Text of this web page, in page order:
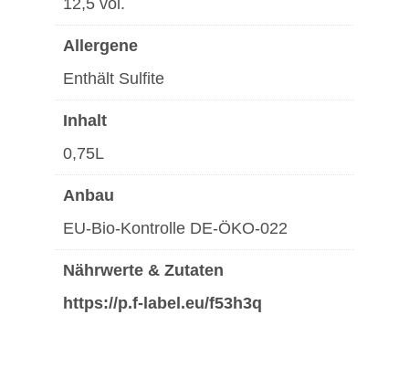
12,5 vol.
Allergene
Enthält Sulfite
Inhalt
0,75L
Anbau
EU-Bio-Kontrolle DE-ÖKO-022
Nährwerte & Zutaten
https://p.f-label.eu/f53h3q